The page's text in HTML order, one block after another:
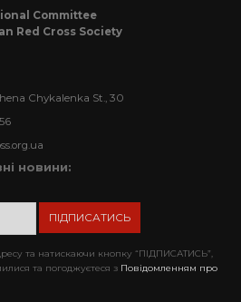
Committee
Red Cross Society
Chykalenka St., 30
новини:
та натискаючи кнопку “ПІДПИСАТИСЬ”,
та погоджуєтеся з Повідомленням про